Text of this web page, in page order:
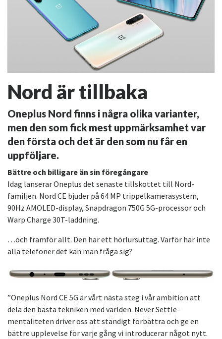
Nord är tillbaka
Oneplus Nord finns i några olika varianter,
men den som fick mest uppmärksamhet var
den första och det är den som nu får en
uppföljare.
Bättre och billigare än sin föregångare
Idag lanserar Oneplus det senaste tillskottet till Nord-
familjen. Nord CE bjuder på 64 MP trippelkamerasystem,
90Hz AMOLED-display, Snapdragon 750G 5G-processor och
Warp Charge 30T-laddning.
…och framför allt. Den har ett hörlursuttag. Varför har inte
alla telefoner det kan man fråga sig?
”Oneplus Nord CE 5G är vårt nästa steg i vår ambition att
dela den bästa tekniken med världen. Never Settle-
mentaliteten driver oss att ständigt förbättra och ge en
bättre upplevelse för varje gång vi introducerar något nytt.